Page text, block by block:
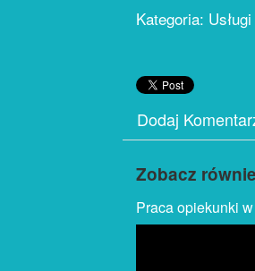
Kategoria:
Dodaj
Zobacz
Praca opiekunki